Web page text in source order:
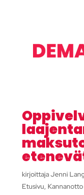
kirjoittajaJenni
Etusivu, Kannanotto